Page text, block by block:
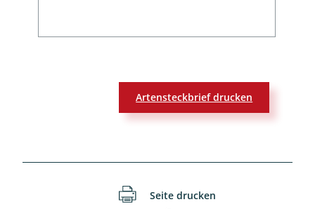
Artensteckbrief drucken
Seite drucken